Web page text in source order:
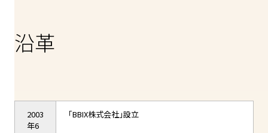
沿革
2003
年6
「BBIX株式会社」設立